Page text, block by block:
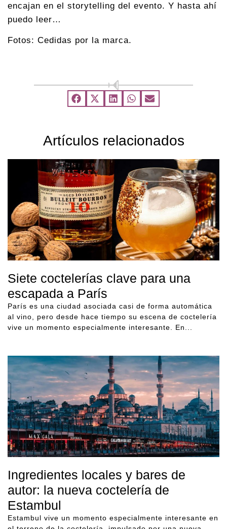
encajan en el storytelling del evento. Y hasta ahí
puedo leer…
Fotos: Cedidas por la marca.
Artículos relacionados
Siete coctelerías clave para una
escapada a París
París es una ciudad asociada casi de forma automática
al vino, pero desde hace tiempo su escena de coctelería
vive un momento especialmente interesante. En...
Ingredientes locales y bares de
autor: la nueva coctelería de
Estambul
Estambul vive un momento especialmente interesante en